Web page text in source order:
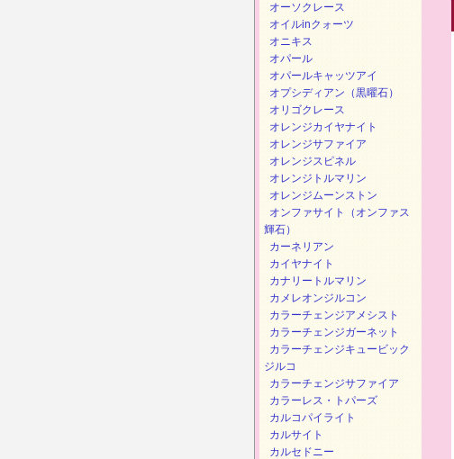
オーソクレース
オイルinクォーツ
オニキス
オパール
オパールキャッツアイ
オプシディアン（黒曜石）
オリゴクレース
オレンジカイヤナイト
オレンジサファイア
オレンジスピネル
オレンジトルマリン
オレンジムーンストン
オンファサイト（オンファス
輝石）
カーネリアン
カイヤナイト
カナリートルマリン
カメレオンジルコン
カラーチェンジアメシスト
カラーチェンジガーネット
カラーチェンジキュービック
ジルコ
カラーチェンジサファイア
カラーレス・トパーズ
カルコパイライト
カルサイト
カルセドニー